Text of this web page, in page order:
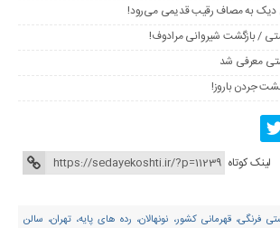
به مصاف رقیب قدیمی می‌رود!
/ بازگشت شیروانی مرادوف!
معرفی شد
جردن باروز!
لینک کوتاه
فرنگی، قهرمانی کشور، نونهالان، رده های پایه، تهران، سالن